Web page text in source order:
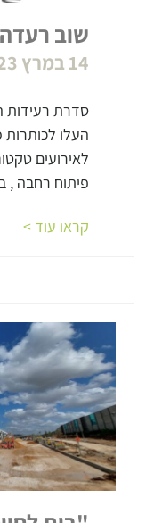
שוב
14 במרץ 2023
סדרת רעידות
העלו
לאירועים
פיתוח רחבה ,
קראו עוד >